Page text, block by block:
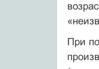
При